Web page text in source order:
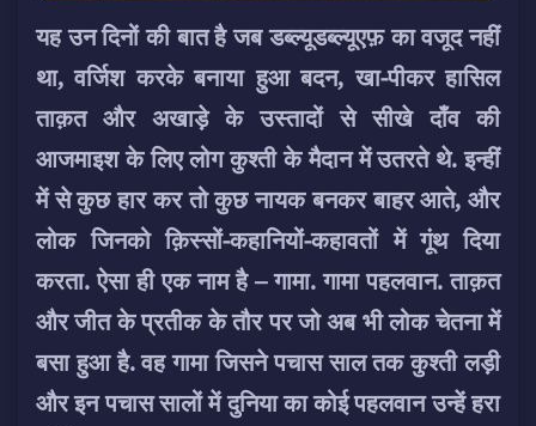
यह उन दिनों की बात है जब डब्ल्यूडब्ल्यूएफ़ का वजूद नहीं
था, वर्जिश करके बनाया हुआ बदन, खा-पीकर हासिल
ताक़त और अखाड़े के उस्तादों से सीखे दाँव की
आजमाइश के लिए लोग कुश्ती के मैदान में उतरते थे. इन्हीं
में से कुछ हार कर तो कुछ नायक बनकर बाहर आते, और
लोक जिनको क़िस्सों-कहानियों-कहावतों में गूंथ दिया
करता. ऐसा ही एक नाम है – गामा. गामा पहलवान. ताक़त
और जीत के प्रतीक के तौर पर जो अब भी लोक चेतना में
बसा हुआ है. वह गामा जिसने पचास साल तक कुश्ती लड़ी
और इन पचास सालों में दुनिया का कोई पहलवान उन्हें हरा